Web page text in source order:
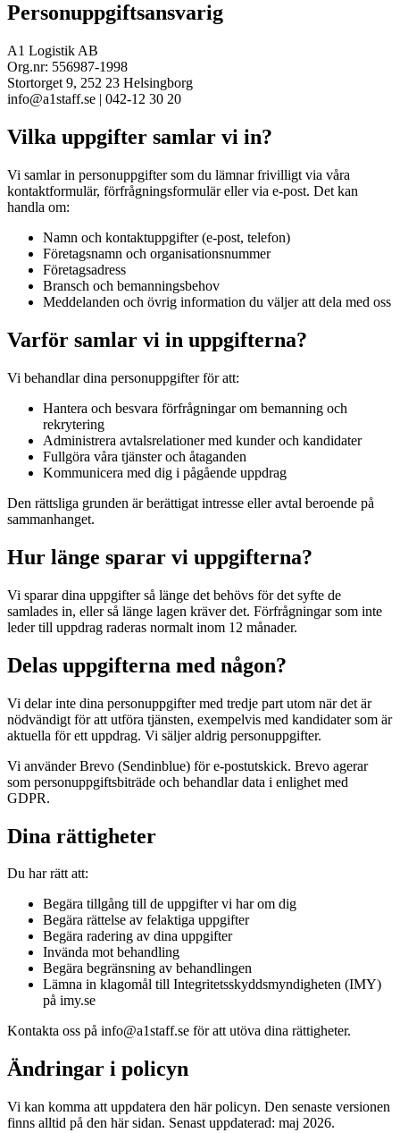
Personuppgiftsansvarig
A1 Logistik AB
Org.nr: 556987-1998
Stortorget 9, 252 23 Helsingborg
info@a1staff.se | 042-12 30 20
Vilka uppgifter samlar vi in?
Vi samlar in personuppgifter som du lämnar frivilligt via våra
kontaktformulär, förfrågningsformulär eller via e-post. Det kan
handla om:
Namn och kontaktuppgifter (e-post, telefon)
Företagsnamn och organisationsnummer
Företagsadress
Bransch och bemanningsbehov
Meddelanden och övrig information du väljer att dela med oss
Varför samlar vi in uppgifterna?
Vi behandlar dina personuppgifter för att:
Hantera och besvara förfrågningar om bemanning och
rekrytering
Administrera avtalsrelationer med kunder och kandidater
Fullgöra våra tjänster och åtaganden
Kommunicera med dig i pågående uppdrag
Den rättsliga grunden är berättigat intresse eller avtal beroende på
sammanhanget.
Hur länge sparar vi uppgifterna?
Vi sparar dina uppgifter så länge det behövs för det syfte de
samlades in, eller så länge lagen kräver det. Förfrågningar som inte
leder till uppdrag raderas normalt inom 12 månader.
Delas uppgifterna med någon?
Vi delar inte dina personuppgifter med tredje part utom när det är
nödvändigt för att utföra tjänsten, exempelvis med kandidater som är
aktuella för ett uppdrag. Vi säljer aldrig personuppgifter.
Vi använder Brevo (Sendinblue) för e-postutskick. Brevo agerar
som personuppgiftsbiträde och behandlar data i enlighet med
GDPR.
Dina rättigheter
Du har rätt att:
Begära tillgång till de uppgifter vi har om dig
Begära rättelse av felaktiga uppgifter
Begära radering av dina uppgifter
Invända mot behandling
Begära begränsning av behandlingen
Lämna in klagomål till Integritetsskyddsmyndigheten (IMY)
på imy.se
Kontakta oss på info@a1staff.se för att utöva dina rättigheter.
Ändringar i policyn
Vi kan komma att uppdatera den här policyn. Den senaste versionen
finns alltid på den här sidan. Senast uppdaterad: maj 2026.